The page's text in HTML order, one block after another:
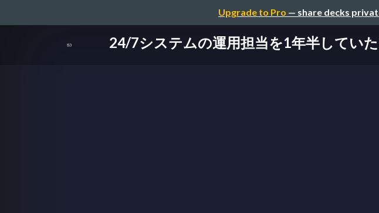
Upgrade to Pro — share decks
24/7システムの運用担当を1年半してい